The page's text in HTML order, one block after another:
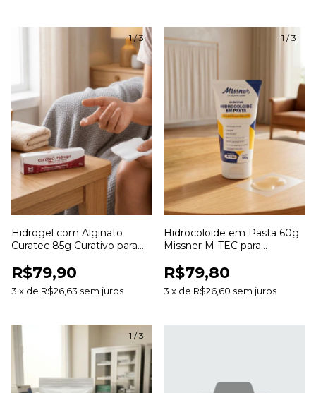
1/3
Hidrogel com Alginato
Curatec 85g Curativo para
Desbridamento de Feridas
R$79,90
3 x de R$26,63 sem juros
1 /3
Hidrocoloide em Pasta 60g
Missner M-TEC para
Feridas
R$79,80
3 x de R$26,60 sem juros
1 /3